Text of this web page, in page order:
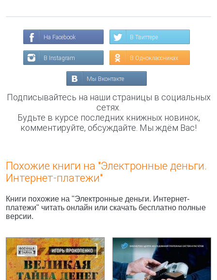
На Facebook В Твиттере
В Instagram В Одноклассниках
Мы Вконтакте
Подписывайтесь на наши страницы в социальных
сетях.
Будьте в курсе последних книжных новинок,
комментируйте, обсуждайте. Мы ждём Вас!
Похожие книги на "Электронные деньги.
Интернет-платежи"
Книги похожие на "Электронные деньги. Интернет-
платежи" читать онлайн или скачать бесплатно полные
версии.